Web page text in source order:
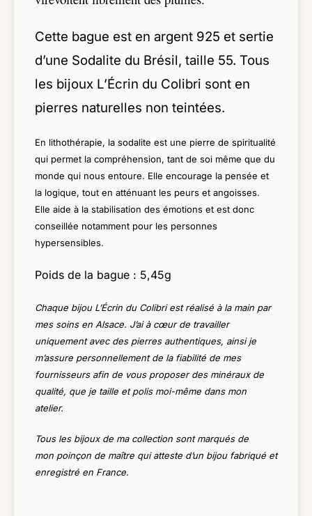
Cette bague est en argent 925 et sertie
d’une Sodalite du Brésil, taille 55. Tous
les bijoux L’Écrin du Colibri sont en
pierres naturelles non teintées.
En lithothérapie, la sodalite est une pierre de spiritualité
qui permet la compréhension, tant de soi même que du
monde qui nous entoure. Elle encourage la pensée et
la logique, tout en atténuant les peurs et angoisses.
Elle aide à la stabilisation des émotions et est donc
conseillée notamment pour les personnes
hypersensibles.
Poids de la bague : 5,45g
Chaque bijou L’Écrin du Colibri est réalisé à la main par
mes soins en Alsace. J’ai à cœur de travailler
uniquement avec des pierres authentiques, ainsi je
m’assure personnellement de la fiabilité de mes
fournisseurs afin de vous proposer des minéraux de
qualité, que je taille et polis moi-même dans mon
atelier.
Tous les bijoux de ma collection sont marqués de
mon poinçon de maître qui atteste d’un bijou fabriqué et
enregistré en France.